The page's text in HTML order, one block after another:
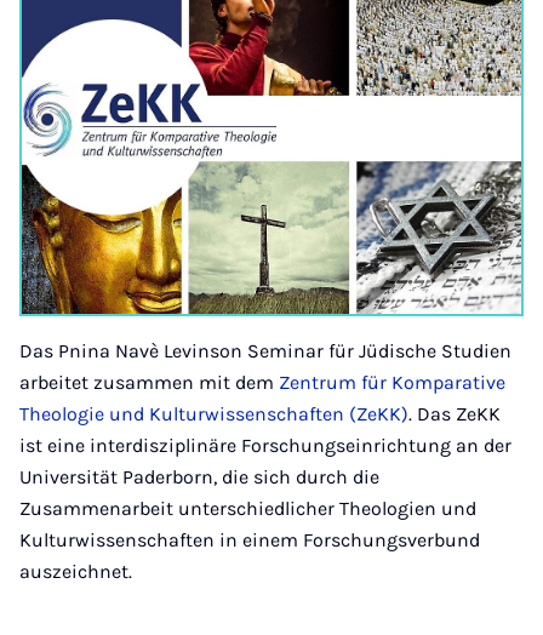
Das Pnina Navè Levinson Seminar für Jüdische Studien
arbeitet zusammen mit dem Zentrum für Komparative
Theologie und Kulturwissenschaften (ZeKK). Das ZeKK
ist eine interdisziplinäre Forschungseinrichtung an der
Universität Paderborn, die sich durch die
Zusammenarbeit unterschiedlicher Theologien und
Kulturwissenschaften in einem Forschungsverbund
auszeichnet.